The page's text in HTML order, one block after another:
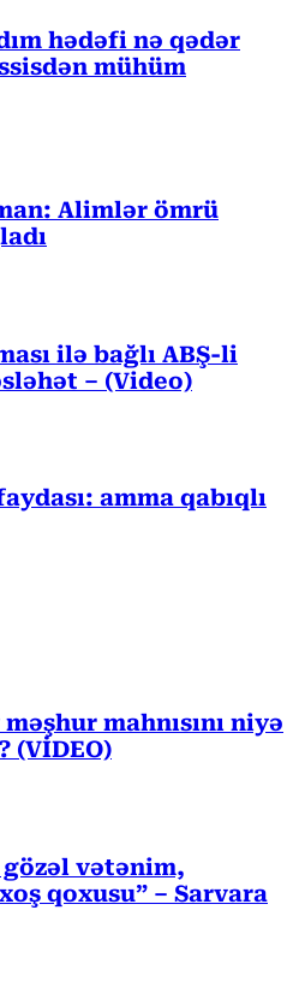
hədəfi nə qədər
mühüm
Alimlər ömrü
ilə bağlı ABŞ-li
– (Video)
amma qabıqlı
mahnısını niyə
(VİDEO)
gözəl vətənim,
qoxusu” – Sarvara